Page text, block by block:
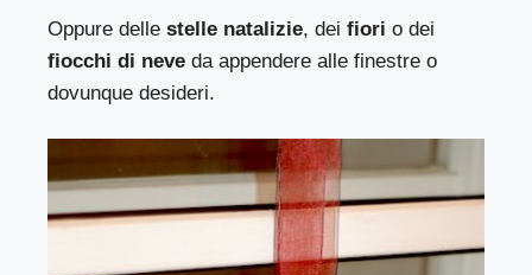
Oppure delle stelle natalizie, deifiori o dei
fiocchi di neve da appendere alle finestre o
dovunque desideri.